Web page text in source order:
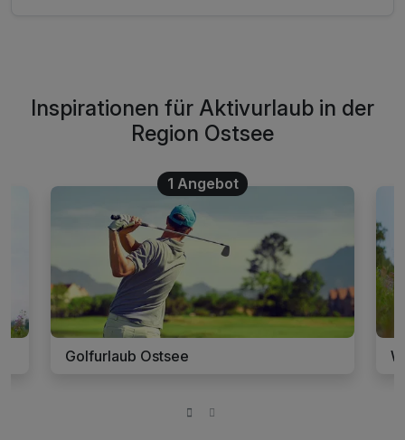
Inspirationen für Aktivurlaub in der
Region Ostsee
1 Angebot
Golfurlaub Ostsee